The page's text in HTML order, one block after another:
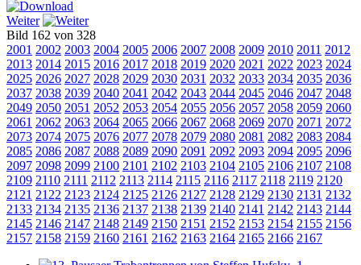
Weiter
Bild 162 von 328
2001 2002 2003 2004 2005 2006 2007 2008 2009 2010 2011 2012
2013 2014 2015 2016 2017 2018 2019 2020 2021 2022 2023 2024
2025 2026 2027 2028 2029 2030 2031 2032 2033 2034 2035 2036
2037 2038 2039 2040 2041 2042 2043 2044 2045 2046 2047 2048
2049 2050 2051 2052 2053 2054 2055 2056 2057 2058 2059 2060
2061 2062 2063 2064 2065 2066 2067 2068 2069 2070 2071 2072
2073 2074 2075 2076 2077 2078 2079 2080 2081 2082 2083 2084
2085 2086 2087 2088 2089 2090 2091 2092 2093 2094 2095 2096
2097 2098 2099 2100 2101 2102 2103 2104 2105 2106 2107 2108
2109 2110 2111 2112 2113 2114 2115 2116 2117 2118 2119 2120
2121 2122 2123 2124 2125 2126 2127 2128 2129 2130 2131 2132
2133 2134 2135 2136 2137 2138 2139 2140 2141 2142 2143 2144
2145 2146 2147 2148 2149 2150 2151 2152 2153 2154 2155 2156
2157 2158 2159 2160 2161 2162 2163 2164 2165 2166 2167